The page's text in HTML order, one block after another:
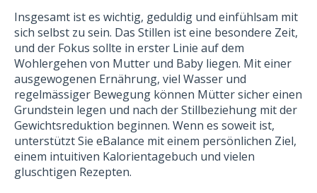
Insgesamt ist es wichtig, geduldig und einfühlsam mit
sich selbst zu sein. Das Stillen ist eine besondere Zeit,
und der Fokus sollte in erster Linie auf dem
Wohlergehen von Mutter und Baby liegen. Mit einer
ausgewogenen Ernährung, viel Wasser und
regelmässiger Bewegung können Mütter sicher einen
Grundstein legen und nach der Stillbeziehung mit der
Gewichtsreduktion beginnen. Wenn es soweit ist,
unterstützt Sie eBalance mit einem persönlichen Ziel,
einem intuitiven Kalorientagebuch und vielen
gluschtigen Rezepten.